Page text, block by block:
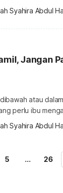
ada jawapannya
ketika hamil:
Syahira Abdul
Jangan
atau
perlu ibu
mengenai
info
keadaan
Syahira Abdul
5 ... 26